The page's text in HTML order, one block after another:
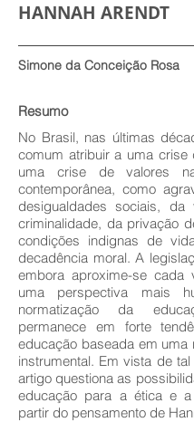
HANNAH ARENDT
Simone da Conceição Rosa
Resumo
No Brasil, nas últimas
comum atribuir a uma crise
uma crise de valores
contemporânea, como
desigualdades sociais, da
criminalidade, da privação
condições indignas de
decadência moral. A
embora aproxime-se cada
uma perspectiva mais
normatização da
permanece em forte
educação baseada em uma
instrumental. Em vista de
artigo questiona as
educação para a ética e
partir do pensamento de